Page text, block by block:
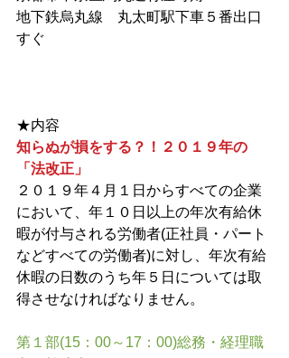
地下鉄烏丸線　丸太町駅下車５番出口
すぐ
★内容
知らぬが損をする？！２０１９年の
「法改正」
２０１９年４月１日からすべての企業
において、年１０日以上の年次有給休
暇が付与される労働者(正社員・パート
などすべての労働者)に対し、年次有給
休暇の日数のうち年５日については取
得させなければなりません。
第１部(15：00～17：00)総務・経理職